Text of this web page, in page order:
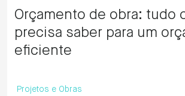
Orçamento de obra: tudo
precisa saber para um
eficiente
Projetos e Obras